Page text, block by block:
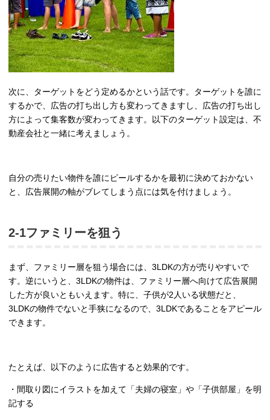
次に、ターゲットをどう定めるかという話です。ターゲットを誰に
するかで、広告の打ち出し方も変わってきますし、広告の打ち出し
方によって集客数が変わってきます。以下のターゲット設定は、不
動産会社と一緒に考えましょう。
自分の売りたい物件を誰にピールするかを最初に決めておかない
と、広告展開の軸がブレてしまう点には気を付けましょう。
2-1ファミリーを狙う
まず、ファミリー層を狙う場合には、3LDKの方が売りやすいで
す。逆にいうと、3LDKの物件は、ファミリー層へ向けて広告展開
した方が良いともいえます。特に、子供が2人いる状態だと、
3LDKの物件でないと手狭になるので、3LDKであることをアピール
できます。
たとえば、以下のように広告すると効果的です。
・間取り図にイラストを加えて「夫婦の寝室」や「子供部屋」を明
記する